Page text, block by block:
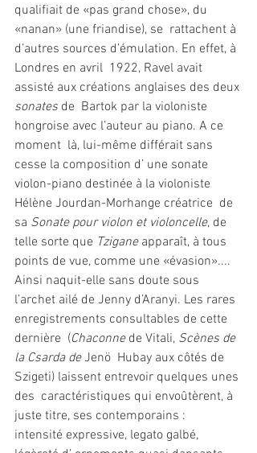
qualifiait de «pas grand chose», du
«nanan» (une friandise), se  rattachent à
d’autres sources d’émulation. En effet, à
Londres en avril  1922, Ravel avait
assisté aux créations anglaises des deux
sonates de  Bartok par la violoniste
hongroise avec l’auteur au piano. A ce
moment  là, lui-même différait sans
cesse la composition d’ une sonate
violon-piano destinée à la violoniste
Hélène Jourdan-Morhange créatrice  de
sa Sonate pour violon et violoncelle, de
telle sorte que Tzigane apparaît, à tous
points de vue, comme une «évasion»....
Ainsi naquit-elle sans doute sous
l’archet ailé de Jenny d’Aranyi. Les rares
enregistrements consultables de cette
dernière  (Chaconne de Vitali, Scènes de
la Csarda de Jenö  Hubay aux côtés de
Szigeti) laissent entrevoir quelques unes
des  caractéristiques qui envoûtèrent, à
juste titre, ses contemporains :
intensité expressive, legato galbé,